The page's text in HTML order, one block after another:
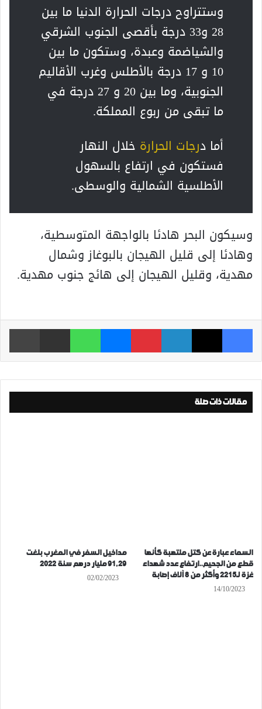
وستتراوح درجات الحرارة الدنيا ما بين
28 و33 درجة بأقصى الجنوب الشرقي
والشياضمة وعبدة، وستكون ما بين
10 و 17 درجة بالأطلس وغرب الأقاليم
الجنوبية، وما بين 20 و 27 درجة في
ما تبقى من ربوع المملكة.
أما درجات الحرارة خلال النهار
فستكون في ارتفاع بالسهول
الأطلسية الشمالية والوسطى.
وسيكون البحر هادئا بالواجهة المتوسطية،
وهادئا إلى قليل الهيجان بالبوغاز وشمال
مهدية، وقليل الهيجان إلى هائج جنوب مهدية.
فيسبوك ‫X لينكدإن بينتيريست ماسنجر واتساب مشاركة عبر البريد
مقالات ذات صلة
السماء عبارة عن كتل ملتهبة كأنها
قطع من الجحيم..ارتفاع عدد شهداء
غزة لـ2215 وأكثر من 8 آلاف إصابة
14/10/2023
مداخيل السفر في المغرب بلغت
91,29 مليار درهم سنة 2022
02/02/2023